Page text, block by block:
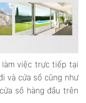
làm việc trực tiếp tại
và cửa sổ cũng như
sổ hàng đầu trên